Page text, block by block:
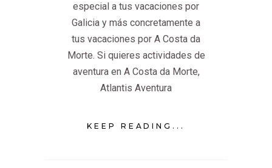
especial a tus vacaciones por
Galicia y más concretamente a
tus vacaciones por A Costa da
Morte. Si quieres actividades de
aventura en A Costa da Morte,
Atlantis Aventura
KEEP READING...